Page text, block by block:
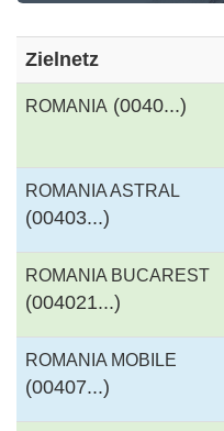
Zielnetz
ROMANIA (0040...)
ROMANIA ASTRAL
(00403...)
ROMANIA BUCAREST
(004021...)
ROMANIA MOBILE
(00407...)